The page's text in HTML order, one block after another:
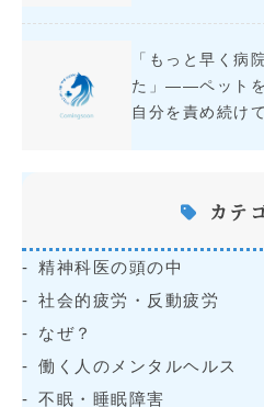
「もっと早く病
た」――ペットを
自分を責め続け
カテ
精神科医の頭の中
社会的疲労・反動疲労
なぜ？
働く人のメンタルヘルス
不眠・睡眠障害